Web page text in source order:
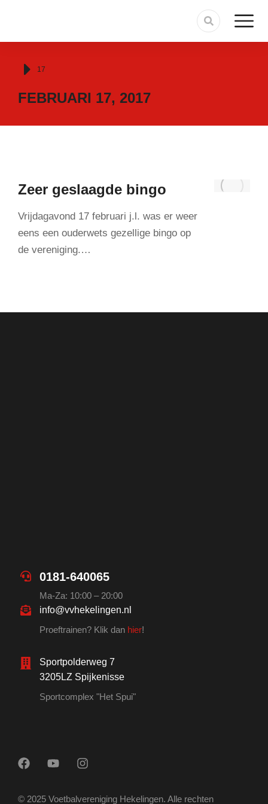
Je bent hier:
17
FEBRUARI 17, 2017
Zeer geslaagde bingo
Vrijdagavond 17 februari j.l. was er weer
eens een ouderwets gezellige bingo op
de vereniging.…
0181-640065
Ma-Za: 10:00 – 20:00
info@vvhekelingen.nl
Proeftrainen? Klik dan hier!
Sportpolderweg 7
3205LZ Spijkenisse
Sportcomplex "Het Spui"
© 2025 Voetbalvereniging Hekelingen. Alle rechten